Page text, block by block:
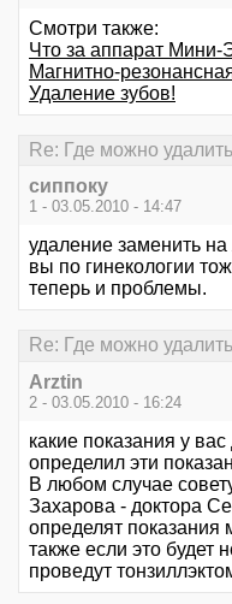
Смотри также:
Что за аппарат Мини-
Магнитно-
Удаление зубов!
Re: Где можно
сиппоку
1 - 03.05.2010 - 14:47
удаление заменить
вы по гинекологии
теперь и проблемы.
Re: Где можно
Arztin
2 - 03.05.2010 - 16:24
какие показания у
определил эти
В любом случае
Захарова - доктора
определят показания
также если это будет
проведут